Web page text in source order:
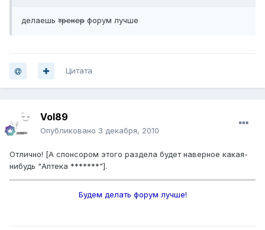
делаешь трекер форум лучше
Цитата
Vol89
Опубликовано 3 декабря, 2010
Отлично! [А спонсором этого раздела будет наверное какая-
нибудь "Аптека *******"].
Будем делать форум лучше!